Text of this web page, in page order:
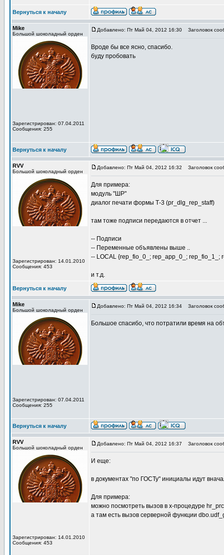
Вернуться к началу
Mike
Большой шоколадный орден
Зарегистрирован: 07.04.2011
Сообщения: 255
Добавлено: Пт Май 04, 2012 16:30 Заголовок
Вроде бы все ясно, спасибо.
буду пробовать
Вернуться к началу
RVV
Большой шоколадный орден
Зарегистрирован: 14.01.2010
Сообщения: 453
Добавлено: Пт Май 04, 2012 16:32 Заголовок
Для примера:
модуль "ШР"
диалог печати формы Т-3 (pr_dlg_rep_staff)
там тоже подписи передаются в отчет ...
-- Подписи
-- Переменные объявлены выше ..
-- LOCAL {rep_fio_0_; rep_app_0_; rep_fio_1_;
и т.д.
Вернуться к началу
Mike
Большой шоколадный орден
Зарегистрирован: 07.04.2011
Сообщения: 255
Добавлено: Пт Май 04, 2012 16:34 Заголовок
Большое спасибо, что потратили время на
Вернуться к началу
RVV
Большой шоколадный орден
Зарегистрирован: 14.01.2010
Сообщения: 453
Добавлено: Пт Май 04, 2012 16:37 Заголовок
И еще:
в документах "по ГОСТу" инициалы идут
Для примера:
можно посмотреть вызов в х-процедуре
а там есть вызов серверной функции